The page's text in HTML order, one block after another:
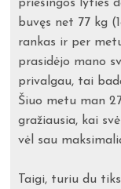
priešingos lyties
buvęs net 77 kg
rankas ir per
prasidėjo mano
privalgau, tai
Šiuo metu man
gražiausia, kai
vėl sau
Taigi, turiu du